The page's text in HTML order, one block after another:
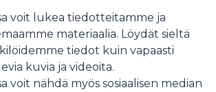
Kankaanpään ja Parkanon
jopa yli 50 mm sadekertymiä
voit lukea tiedotteitamme ja
materiaalia. Löydät sieltä
tiedot kuin vapaasti
kuvia ja videoita.
voit nähdä myös sosiaalisen median